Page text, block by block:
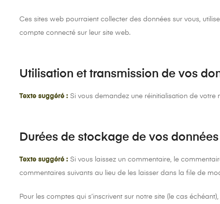
Ces sites web pourraient collecter des données sur vous,
compte connecté sur leur site web.
Utilisation et transmission de vos
Texte suggéré : Si vous demandez une réinitialisation de votre
Durées de stockage de vos données
Texte suggéré : Si vous laissez un commentaire, le
commentaires suivants au lieu de les laisser dans la file de
Pour les comptes qui s’inscrivent sur notre site (le cas